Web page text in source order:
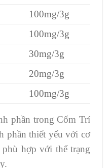
100mg/3g
100mg/3g
30mg/3g
20mg/3g
100mg/3g
phần trong Cốm Trí
phần thiết yếu với cơ
phù hợp với thể trạng